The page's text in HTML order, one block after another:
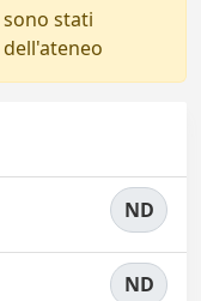
stati
ND
ND